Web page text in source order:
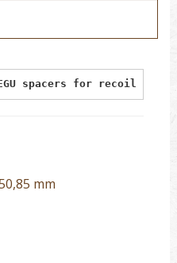
spacers for recoil pads
mm